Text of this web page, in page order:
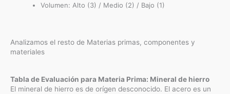
Volumen: Alto (3) / Medio (2) / Bajo (1)
Analizamos el resto de Materias primas, componentes y
materiales
Tabla de Evaluación para Materia Prima: Mineral de hierro
El mineral de hierro es de orígen desconocido. El acero es un